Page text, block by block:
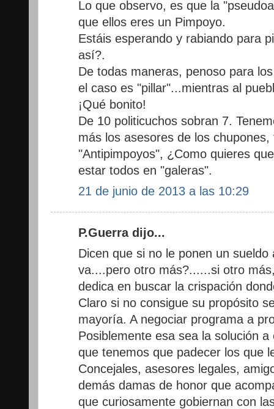
Lo que observo, es que la
que ellos eres un Pimpoyo.
Estáis esperando y rabiando para
así?.
De todas maneras, penoso para
el caso es "pillar"...mientras al
¡Qué bonito!
De 10 politicuchos sobran 7.
más los asesores de los
"Antipimpoyos", ¿Como quieres
estar todos en "galeras".
21 de junio de 2013 a las 10:29
P.Guerra dijo...
Dicen que si no le ponen un
va....pero otro más?......si otro
dedica en buscar la crispación
Claro si no consigue su propósito
mayoría. A negociar programa a
Posiblemente esa sea la solución
que tenemos que padecer los que
Concejales, asesores legales,
demás damas de honor que
que curiosamente gobiernan con